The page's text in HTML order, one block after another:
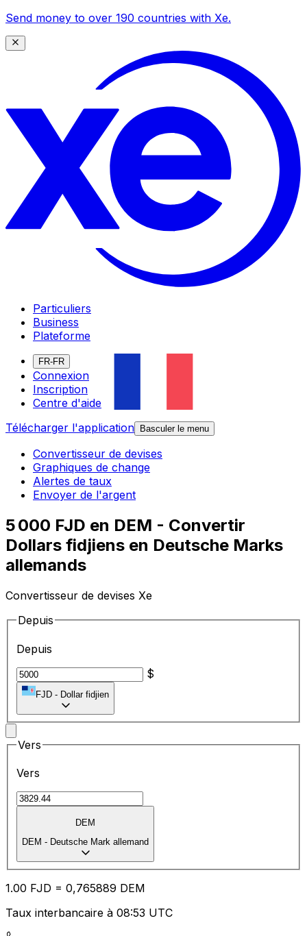
Send money to over 190 countries with Xe.
Particuliers
Business
Plateforme
FR-FR
Connexion
Inscription
Centre d'aide
Télécharger l'application
Basculer le menu
Convertisseur de devises
Graphiques de change
Alertes de taux
Envoyer de l'argent
5 000 FJD en DEM - Convertir
Dollars fidjiens en Deutsche Marks
allemands
Convertisseur de devises Xe
Depuis
Depuis
$
FJD - Dollar fidjien
Vers
Vers
DEM
DEM - Deutsche Mark allemand
1.00 FJD = 0,765889 DEM
Taux interbancaire à 08:53 UTC